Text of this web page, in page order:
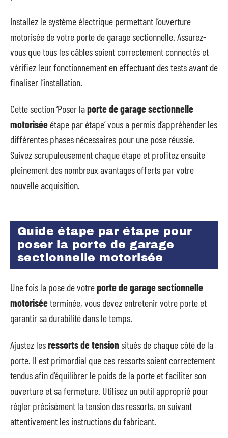
Installez le système électrique permettant l’ouverture
motorisée de votre porte de garage sectionnelle. Assurez-
vous que tous les câbles soient correctement connectés et
vérifiez leur fonctionnement en effectuant des tests avant de
finaliser l’installation.
Cette section ‘Poser laporte de garage sectionnelle
motorisée étape par étape’ vous a permis d’appréhender les
différentes phases nécessaires pour une pose réussie.
Suivez scrupuleusement chaque étape et profitez ensuite
pleinement des nombreux avantages offerts par votre
nouvelle acquisition.
Guide étape par étape pour
poser la porte de garage
sectionnelle motorisée
Une fois la pose de votreporte de garage sectionnelle
motoriséeterminée, vous devez entretenir votre porte et
garantir sa durabilité dans le temps.
Ajustez lesressorts de tensionsitués de chaque côté de la
porte. Il est primordial que ces ressorts soient correctement
tendus afin d’équilibrer le poids de la porte et faciliter son
ouverture et sa fermeture. Utilisez un outil approprié pour
régler précisément la tension des ressorts, en suivant
attentivement les instructions du fabricant.